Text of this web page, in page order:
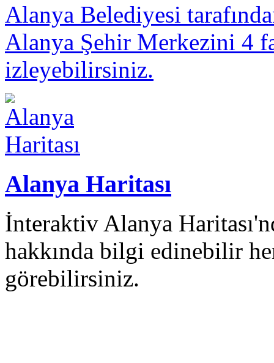
Alanya Belediyesi
Alanya Şehir Merkezini 4
izleyebilirsiniz.
Alanya Haritası
İnteraktiv Alanya
hakkında bilgi edinebilir
görebilirsiniz.